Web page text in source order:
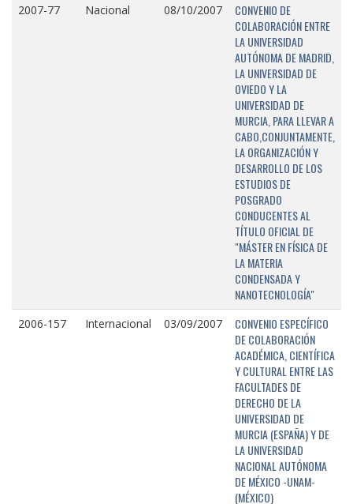
2007-77 Nacional 08/10/2007
CONVENIO DE
COLABORACIÓN ENTRE
LA UNIVERSIDAD
AUTÓNOMA DE MADRID,
LA UNIVERSIDAD DE
OVIEDO Y LA
UNIVERSIDAD DE
MURCIA, PARA LLEVAR A
CABO,CONJUNTAMENTE,
LA ORGANIZACIÓN Y
DESARROLLO DE LOS
ESTUDIOS DE
POSGRADO
CONDUCENTES AL
TÍTULO OFICIAL DE
"MÁSTER EN FÍSICA DE
LA MATERIA
CONDENSADA Y
NANOTECNOLOGÍA"
2006-157 Internacional 03/09/2007
CONVENIO ESPECÍFICO
DE COLABORACIÓN
ACADÉMICA, CIENTÍFICA
Y CULTURAL ENTRE LAS
FACULTADES DE
DERECHO DE LA
UNIVERSIDAD DE
MURCIA (ESPAÑA) Y DE
LA UNIVERSIDAD
NACIONAL AUTÓNOMA
DE MÉXICO -UNAM-
(MÉXICO)